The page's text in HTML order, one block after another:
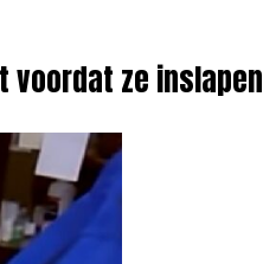
ze inslapen